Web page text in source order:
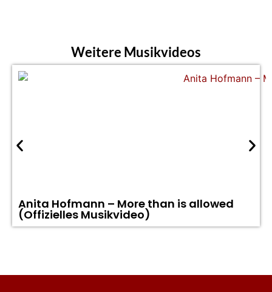
Weitere Musikvideos
Anita Hofmann – More than is allowed
(Offizielles Musikvideo)